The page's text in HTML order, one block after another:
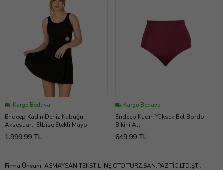
Kargo Bedava
Endeep Kadın Deniz Kabuğu
Aksesuarlı Elbise Etekli Mayo
1.999,99 TL
Kargo Bedava
Endeep Kadın Yüksek Bel Bordo
Bikini Altı
649,99 TL
Firma Ünvanı: ASMAYSAN TEKSTİL İNŞ.OTO.TURZ.SAN.PAZ.TİC.LTD.ŞTİ.